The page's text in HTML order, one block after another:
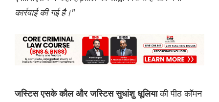
कार्रवाई की गई है।"
जस्टिस एसके कौल और जस्टिस सुधांशु धूलियाकी पीठ कॉमन